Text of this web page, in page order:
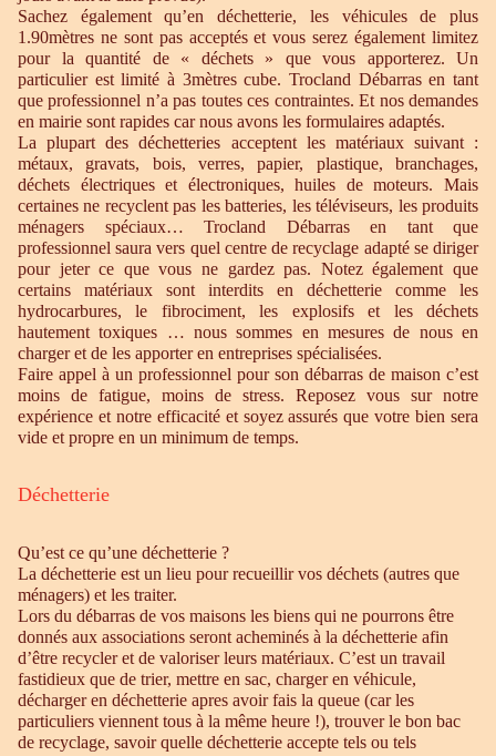
Sachez également qu’en déchetterie, les véhicules de plus
1.90mètres ne sont pas acceptés et vous serez également limitez
pour la quantité de « déchets » que vous apporterez. Un
particulier est limité à 3mètres cube. Trocland Débarras en tant
que professionnel n’a pas toutes ces contraintes. Et nos demandes
en mairie sont rapides car nous avons les formulaires adaptés.
La plupart des déchetteries acceptent les matériaux suivant :
métaux, gravats, bois, verres, papier, plastique, branchages,
déchets électriques et électroniques, huiles de moteurs. Mais
certaines ne recyclent pas les batteries, les téléviseurs, les produits
ménagers spéciaux… Trocland Débarras en tant que
professionnel saura vers quel centre de recyclage adapté se diriger
pour jeter ce que vous ne gardez pas. Notez également que
certains matériaux sont interdits en déchetterie comme les
hydrocarbures, le fibrociment, les explosifs et les déchets
hautement toxiques … nous sommes en mesures de nous en
charger et de les apporter en entreprises spécialisées.
Faire appel à un professionnel pour son débarras de maison c’est
moins de fatigue, moins de stress. Reposez vous sur notre
expérience et notre efficacité et soyez assurés que votre bien sera
vide et propre en un minimum de temps.
Déchetterie
Qu’est ce qu’une déchetterie ?
La déchetterie est un lieu pour recueillir vos déchets (autres que
ménagers) et les traiter.
Lors du débarras de vos maisons les biens qui ne pourrons être
donnés aux associations seront acheminés à la déchetterie afin
d’être recycler et de valoriser leurs matériaux. C’est un travail
fastidieux que de trier, mettre en sac, charger en véhicule,
décharger en déchetterie apres avoir fais la queue (car les
particuliers viennent tous à la même heure !), trouver le bon bac
de recyclage, savoir quelle déchetterie accepte tels ou tels